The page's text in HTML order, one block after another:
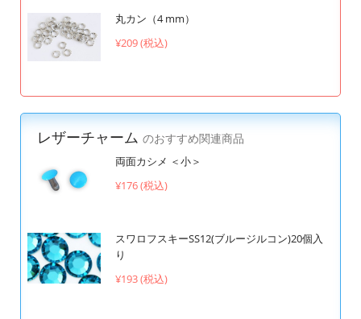
丸カン（4 mm）
¥209 (税込)
レザーチャーム のおすすめ関連商品
両面カシメ ＜小＞
¥176 (税込)
スワロフスキーSS12(ブルージルコン)20個入
り
¥193 (税込)